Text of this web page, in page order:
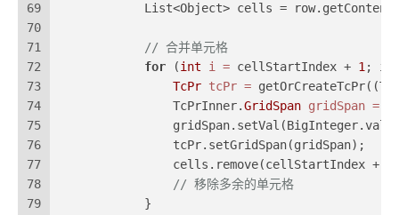
69
70
71
72
73
74
75
76
77
78
79
List<Object> cells =
// 合并单元格
for (int i = cellStartIndex + 1 ; i
TcPr tcPr =
                TcPrInner.
GridSpan gridSpan =
                tcPr.setGridSpan(gridSpan);
                cells.remove(cellStartIndex +
// 移除多余的单元格
            }